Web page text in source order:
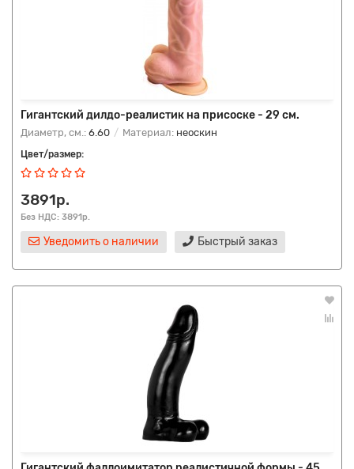
Гигантский дилдо-реалистик на присоске - 29 см.
Диаметр, см.: 6.60 Материал: неоскин
Цвет/размер:
3891р.
Без НДС: 3891р.
Уведомить о наличии Быстрый заказ